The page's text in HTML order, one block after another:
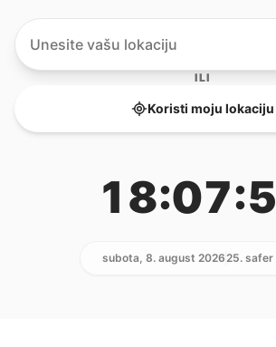
ILI
Koristi moju lokaciju
subota, 8. august 202625. safer